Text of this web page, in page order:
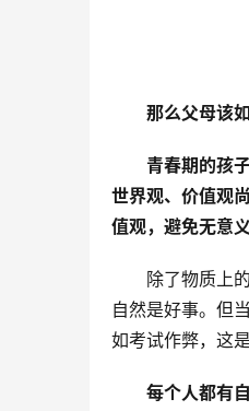
那么父母该
青春期的孩
世界观、价值观
值观，避免无意
除了物质上
自然是好事。但
如考试作弊，这
每个人都有